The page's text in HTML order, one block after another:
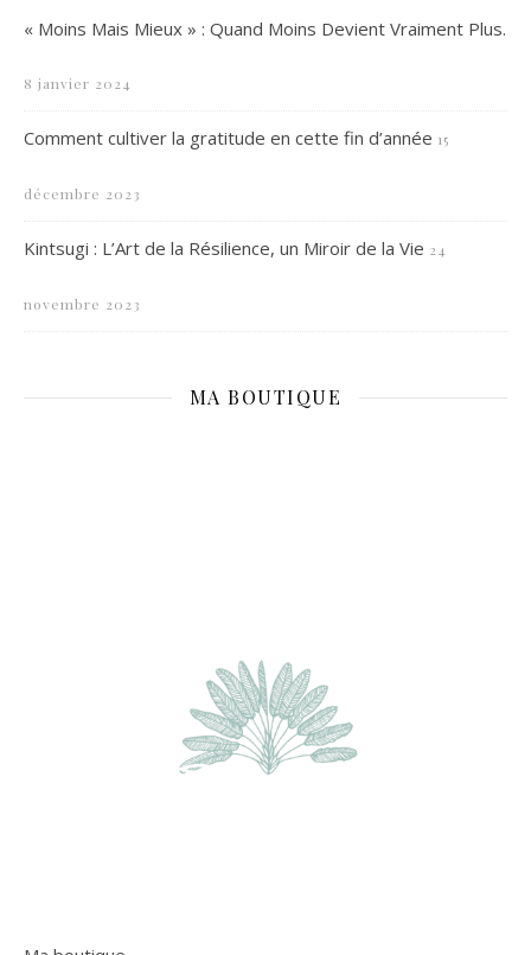
« Moins Mais Mieux » : Quand Moins Devient Vraiment Plus.
8 janvier 2024
Comment cultiver la gratitude en cette fin d’année 15
décembre 2023
Kintsugi : L’Art de la Résilience, un Miroir de la Vie 24
novembre 2023
MA BOUTIQUE